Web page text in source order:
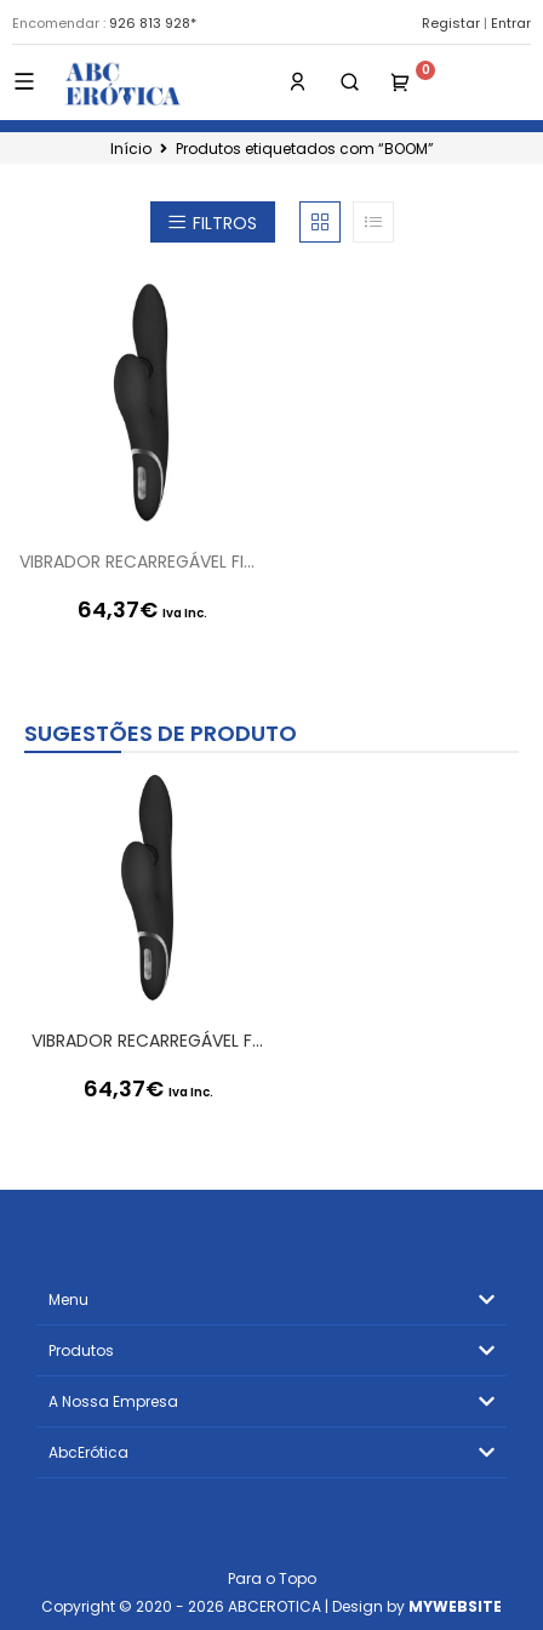
Encomendar : 926 813 928* Registar | Entrar
Início Produtos etiquetados com “BOOM”
FILTROS
VIBRADOR RECARREGÁVEL FIR BOOM PRETO
64,37€ Iva Inc.
SUGESTÕES DE PRODUTO
VIBRADOR RECARREGÁVEL FIR BOOM PRETO
64,37€ Iva Inc.
Menu
Produtos
A Nossa Empresa
AbcErótica
Copyright © 2020 - 2026 ABCEROTICA | Design by MYWEBSITE
Para o Topo